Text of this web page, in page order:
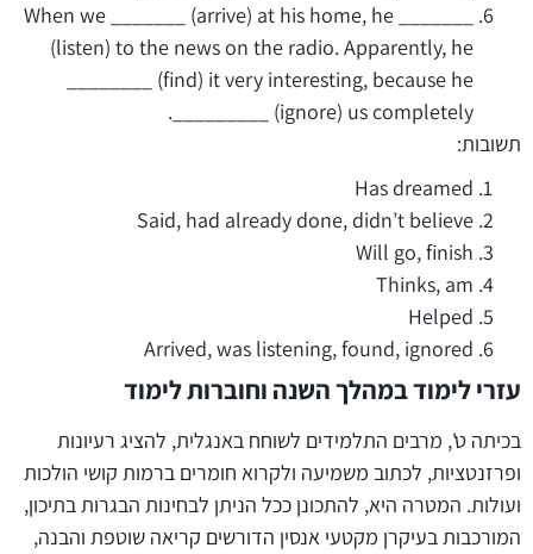
When we _______ (arrive) at his home, he _______
(listen) to the news on the radio. Apparently, he
________ (find) it very interesting, because he
_________ (ignore) us completely.
תשובות:
Has dreamed
Said, had already done, didn’t believe
Will go, finish
Thinks, am
Helped
Arrived, was listening, found, ignored
עזרי לימוד במהלך השנה וחוברות לימוד
בכיתה ט', מרבים התלמידים לשוחח באנגלית, להציג רעיונות
ופרזנטציות, לכתוב משמיעה ולקרוא חומרים ברמות קושי הולכות
ועולות. המטרה היא, להתכונן ככל הניתן לבחינות הבגרות בתיכון,
המורכבות בעיקרן מקטעי אנסין הדורשים קריאה שוטפת והבנה,